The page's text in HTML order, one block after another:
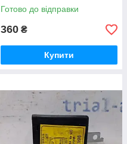
Готово до відправки
360 ₴
Купити